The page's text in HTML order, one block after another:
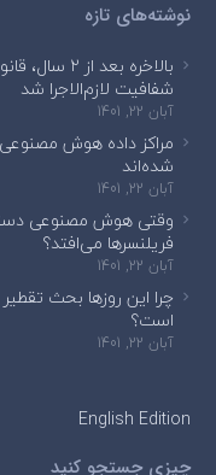
نوشته‌های تازه
بالاخره
شفافیت لازم‌الاجرا شد
آبان 22, 1401
مراکز داده هوش
شده‌اند
آبان 22, 1401
وقتی هوش مصنوعی
فریلنسرها می‌افتد؟
آبان 22, 1401
چرا این روزها بحث
است؟
آبان 22, 1401
English Edition
چیزی جستجو کنید